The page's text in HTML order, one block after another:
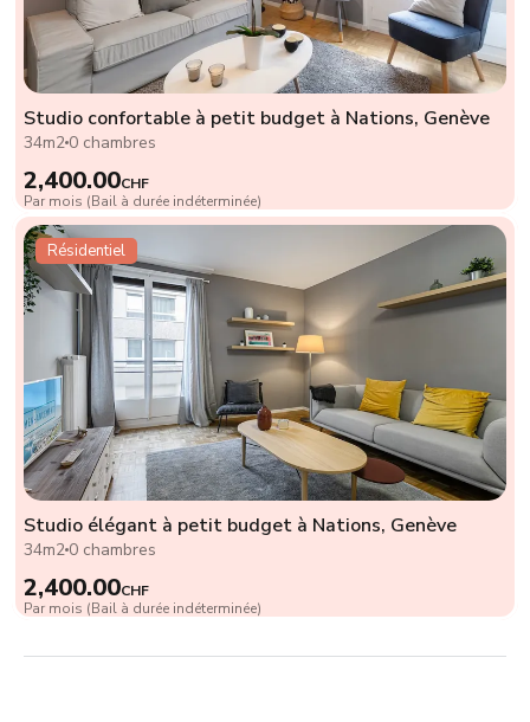
Studio confortable à petit budget à Nations, Genève
34m2 0 chambres
2,400.00CHF
Par mois (Bail à durée indéterminée)
Résidentiel
Studio élégant à petit budget à Nations, Genève
34m2 0 chambres
2,400.00CHF
Par mois (Bail à durée indéterminée)